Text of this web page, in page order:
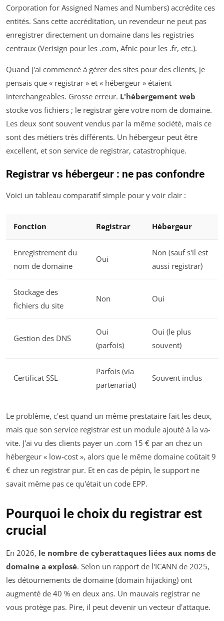
Corporation for Assigned Names and Numbers) accrédite ces
entités. Sans cette accréditation, un revendeur ne peut pas
enregistrer directement un domaine dans les registries
centraux (Verisign pour les .com, Afnic pour les .fr, etc.).
Quand j'ai commencé à gérer des sites pour des clients, je
pensais que « registrar » et « hébergeur » étaient
interchangeables. Grosse erreur. L'hébergement web
stocke vos fichiers ; le registrar gère votre nom de domaine.
Les deux sont souvent vendus par la même société, mais ce
sont des métiers très différents. Un hébergeur peut être
excellent, et son service de registrar, catastrophique.
Registrar vs hébergeur : ne pas confondre
Voici un tableau comparatif simple pour y voir clair :
Fonction Registrar Hébergeur
Enregistrement du
nom de domaine
Oui
Non (sauf s'il est
aussi registrar)
Stockage des
fichiers du site
Non Oui
Gestion des DNS
Oui
(parfois)
Oui (le plus
souvent)
Certificat SSL
Parfois (via
partenariat)
Souvent inclus
Le problème, c'est quand un même prestataire fait les deux,
mais que son service registrar est un module ajouté à la va-
vite. J'ai vu des clients payer un .com 15 € par an chez un
hébergeur « low-cost », alors que le même domaine coûtait 9
€ chez un registrar pur. Et en cas de pépin, le support ne
savait même pas ce qu'était un code EPP.
Pourquoi le choix du registrar est
crucial
En 2026, le nombre de cyberattaques liées aux noms de
domaine a explosé. Selon un rapport de l'ICANN de 2025,
les détournements de domaine (domain hijacking) ont
augmenté de 40 % en deux ans. Un mauvais registrar ne
vous protège pas. Pire, il peut devenir un vecteur d'attaque.